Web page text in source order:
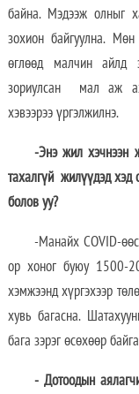
байна. Мэдээж олныг
зохион байгуулна.
өглөөд малчин айлд
зориулсан мал аж
хэвээрээ үргэлжилнэ.
-Энэ жил хэчнээн
тахалгүй жилүүдэд хэд
болов уу?
-Манайх COVID-
ор хоног буюу 1500-
хэмжээнд хүргэхээр
хувь багасна.
бага зэрэг өсөхөөр
- Дотоодын